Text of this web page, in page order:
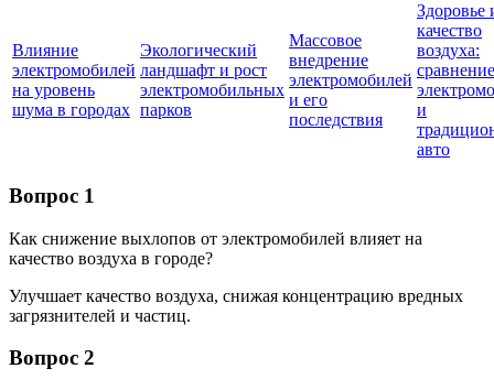
Влияние
электромобилей
на уровень
шума в городах
Экологический
ландшафт и рост
электромобильных
парков
Массовое
внедрение
электромобилей
и его
последствия
Здоровье
качество
воздуха:
сравнение
и
авто
Вопрос 1
Как снижение выхлопов от электромобилей влияет на
качество воздуха в городе?
Улучшает качество воздуха, снижая концентрацию вредных
загрязнителей и частиц.
Вопрос 2